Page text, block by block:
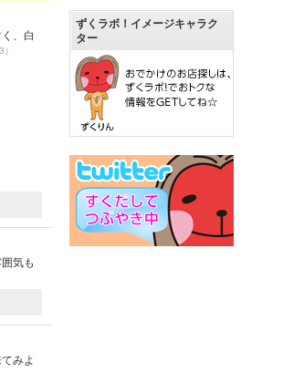
、白
気も
みよ
ずくラボ！イメージキャラク
ター